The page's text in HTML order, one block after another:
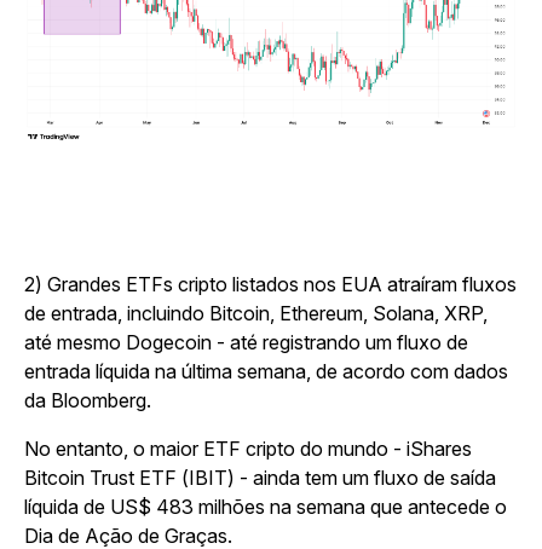
2) Grandes ETFs cripto listados nos EUA atraíram fluxos
de entrada, incluindo Bitcoin, Ethereum, Solana, XRP,
até mesmo Dogecoin - até registrando um fluxo de
entrada líquida na última semana, de acordo com dados
da Bloomberg.
No entanto, o maior ETF cripto do mundo - iShares
Bitcoin Trust ETF (IBIT) - ainda tem um fluxo de saída
líquida de US$ 483 milhões na semana que antecede o
Dia de Ação de Graças.